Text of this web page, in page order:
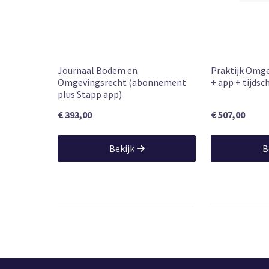
Journaal Bodem en
Omgevingsrecht (abonnement
plus Stapp app)
€ 393,00
Bekijk
Praktijk
+ app +
€ 507,00